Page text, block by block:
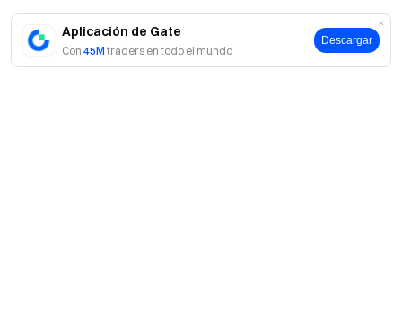
Aplicación de Gate
Con 45M traders en todo el mundo
Descargar